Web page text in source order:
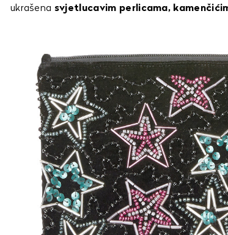
ukrašena svjetlucavim perlicama,